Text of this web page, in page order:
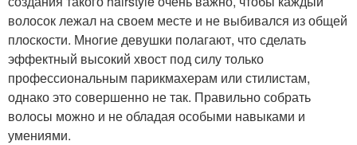
волосок лежал на своем месте и не выбивался из общей
плоскости. Многие девушки полагают, что сделать
эффектный высокий хвост под силу только
профессиональным парикмахерам или стилистам,
однако это совершенно не так. Правильно собрать
волосы можно и не обладая особыми навыками и
умениями.